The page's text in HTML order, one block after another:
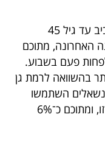
על פי הממצאים, 33% מתושבי תל אביב עד גיל 45
האחרונה, מתוכם
לפחות פעם בשבוע.
בהשוואה לרמת גן
לעומת זאת, רק כ־11% מהנשאלים השתמשו
באופניים חשמליים שיתופיים בתקופה זו, ומתוכם כ־6%